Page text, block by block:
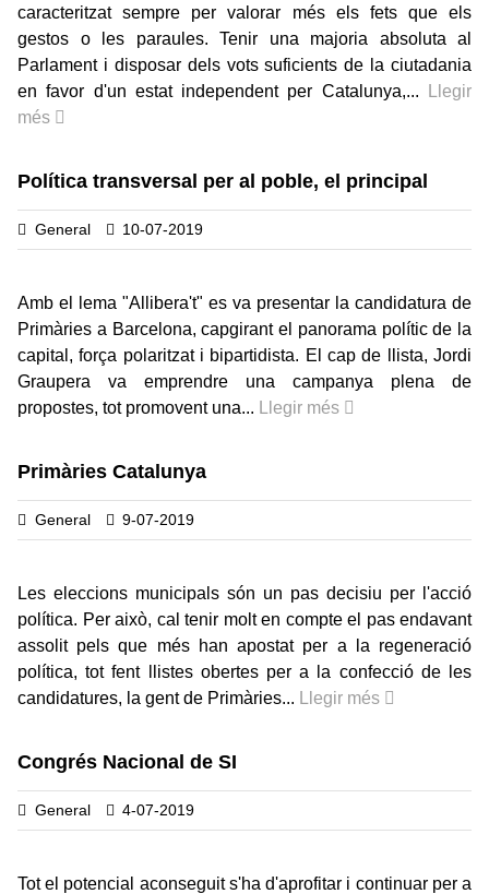
caracteritzat sempre per valorar més els fets que els
gestos o les paraules. Tenir una majoria absoluta al
Parlament i disposar dels vots suficients de la ciutadania
en favor d'un estat independent per Catalunya,...
Llegir
més
Política transversal per al poble, el principal
General 10-07-2019
Amb el lema "Allibera't" es va presentar la candidatura de
Primàries a Barcelona, capgirant el panorama polític de la
capital, força polaritzat i bipartidista. El cap de llista, Jordi
Graupera va emprendre una campanya plena de
propostes, tot promovent una...
Llegir més
Primàries Catalunya
General 9-07-2019
Les eleccions municipals són un pas decisiu per l'acció
política. Per això, cal tenir molt en compte el pas endavant
assolit pels que més han apostat per a la regeneració
política, tot fent llistes obertes per a la confecció de les
candidatures, la gent de Primàries...
Llegir més
Congrés Nacional de SI
General 4-07-2019
Tot el potencial aconseguit s'ha d'aprofitar i continuar per a